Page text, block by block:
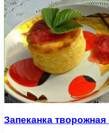
Запеканка творожная